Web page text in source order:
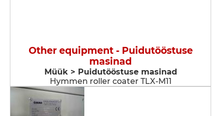
Other equipment - Puidutööstuse
masinad
Müük > Puidutööstuse masinad
Hymmen roller coater TLX-M11